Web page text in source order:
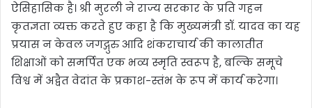
ऐसिहासिक है। श्री मुरली ने राज्य सरकार के प्रति गहन
कृतज्ञता व्यक्त करते हुए कहा है कि मुख्यमंत्री डॉ. यादव का यह
प्रयास न केवल जगद्गुरु आदि शंकराचार्य की कालातीत
शिक्षाओं को समर्पित एक भव्य स्मृति स्वरूप है, बल्कि समूचे
विश्व में अद्वैत वेदांत के प्रकाश-स्तंभ के रूप में कार्य करेगा।